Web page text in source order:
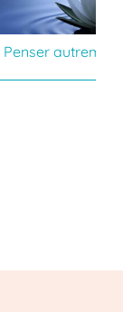
Penser